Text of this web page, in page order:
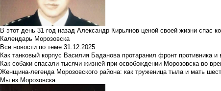
В этот день 31 год назад Александр Кирьянов ценой своей жизни спас
Календарь Морозовска
Все новости по теме 31.12.2025
Как танковый корпус Василия Баданова протаранил фронт противника
Как собаки спасали тысячи жизней при освобождении Морозовска во
Женщина-легенда Морозовского района: как труженица тыла и мать
Мы из Морозовска